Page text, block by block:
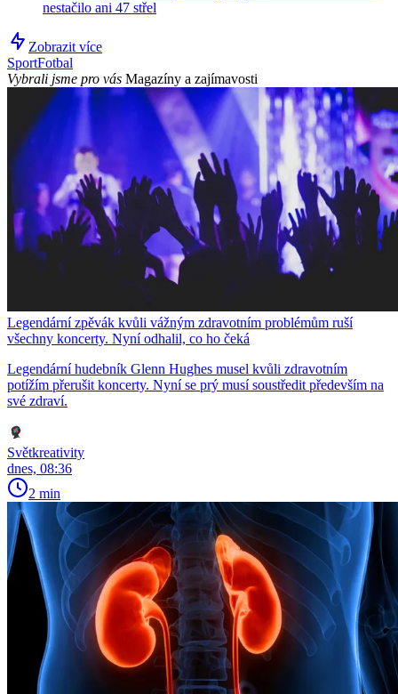
nestačilo ani 47 střel
Zobrazit více
SportFotbal
Vybrali jsme pro vás Magazíny a zajímavosti
Legendární zpěvák kvůli vážným zdravotním problémům ruší
všechny koncerty. Nyní odhalil, co ho čeká
Legendární hudebník Glenn Hughes musel kvůli zdravotním
potížím přerušit koncerty. Nyní se prý musí soustředit především na
své zdraví.
Světkreativity
dnes, 08:36
2 min